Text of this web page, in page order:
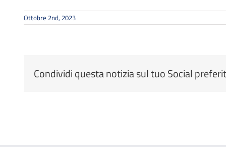
Ottobre 2nd, 2023
Condividi questa notizia sul tuo Social